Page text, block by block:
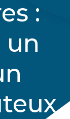
:
un